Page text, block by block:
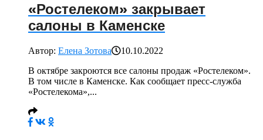
«Ростелеком» закрывает
салоны в Каменске
Автор: Елена Зотова
10.10.2022
В октябре закроются все салоны продаж «Ростелеком».
В том числе в Каменске. Как сообщает пресс-служба
«Ростелекома»,...